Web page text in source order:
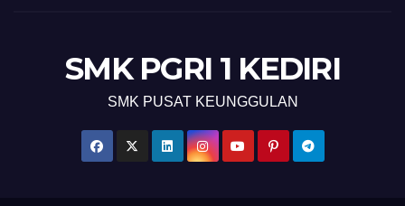
SMK PGRI 1 KEDIRI
SMK PUSAT KEUNGGULAN